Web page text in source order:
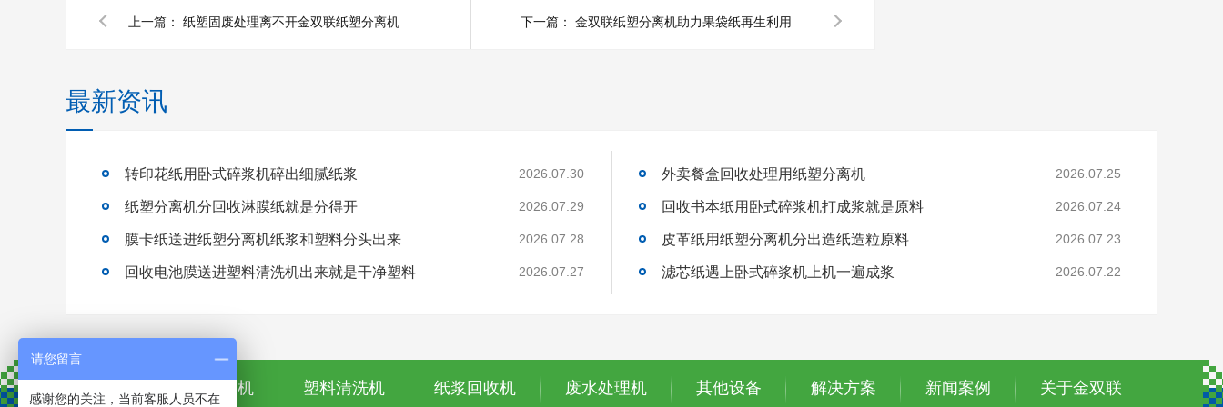
上一篇： 纸塑固废处理离不开金双联纸塑分离机 下一篇： 金双联纸塑分离机助力果袋纸再生利用
最新资讯
转印花纸用卧式碎浆机碎出细腻纸浆 2026.07.30
纸塑分离机分回收淋膜纸就是分得开 2026.07.29
膜卡纸送进纸塑分离机纸浆和塑料分头出来 2026.07.28
回收电池膜送进塑料清洗机出来就是干净塑料 2026.07.27
外卖餐盒回收处理用纸塑分离机 2026.07.25
回收书本纸用卧式碎浆机打成浆就是原料 2026.07.24
皮革纸用纸塑分离机分出造纸造粒原料 2026.07.23
滤芯纸遇上卧式碎浆机上机一遍成浆 2026.07.22
首页 纸塑分离机 塑料清洗机 纸浆回收机 废水处理机 其他设备 解决方案 新闻案例 关于金双联
请您留言
感谢您的关注，当前客服人员不在